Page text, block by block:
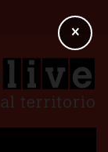
×